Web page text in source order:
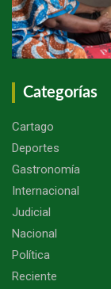
Categorías
Cartago
Deportes
Gastronomía
Internacional
Judicial
Nacional
Política
Reciente